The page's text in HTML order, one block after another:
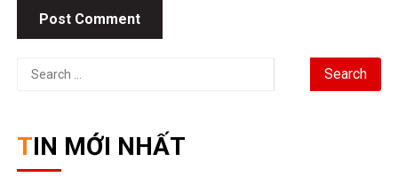
Search
TIN MỚI NHẤT